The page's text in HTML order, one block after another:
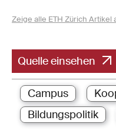
Zeige alle ETH Zürich Artikel
Quelle einsehen
Campus
Bildungspolitik